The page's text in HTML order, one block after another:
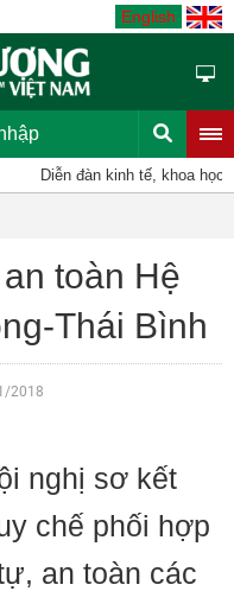
English
Diễn đàn kinh tế, khoa học,
toàn Hệ
Thái Bình
2018
nghị sơ kết
chế phối hợp
an toàn các